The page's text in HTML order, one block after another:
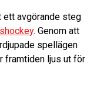
ett avgörande steg
. Genom att
spellägen
framtiden ljus ut för